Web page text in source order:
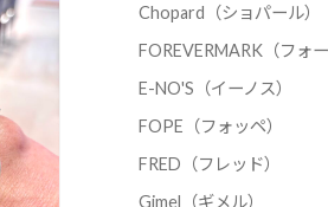
Chopard（ショパール）
FOREVERMARK（フォ
E-NO'S（イーノス）
FOPE（フォッペ）
FRED（フレッド）
Gimel（ギメル）